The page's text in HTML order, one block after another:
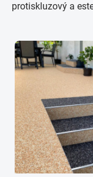
protiskluzový a